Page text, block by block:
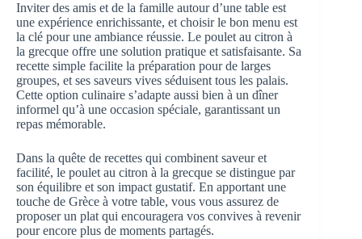
Inviter des amis et de la famille autour d’une table est
une expérience enrichissante, et choisir le bon menu est
la clé pour une ambiance réussie. Le poulet au citron à
la grecque offre une solution pratique et satisfaisante. Sa
recette simple facilite la préparation pour de larges
groupes, et ses saveurs vives séduisent tous les palais.
Cette option culinaire s’adapte aussi bien à un dîner
informel qu’à une occasion spéciale, garantissant un
repas mémorable.
Dans la quête de recettes qui combinent saveur et
facilité, le poulet au citron à la grecque se distingue par
son équilibre et son impact gustatif. En apportant une
touche de Grèce à votre table, vous vous assurez de
proposer un plat qui encouragera vos convives à revenir
pour encore plus de moments partagés.